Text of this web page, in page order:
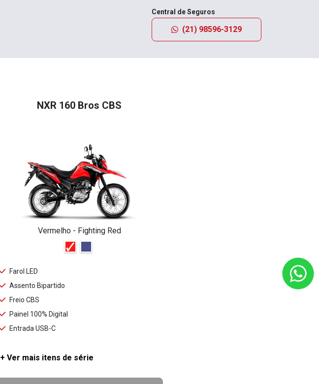
Central de Seguros
(21) 98596-3129
NXR 160 Bros CBS
Vermelho - Fighting Red
Farol LED
Assento Bipartido
Freio CBS
Painel 100% Digital
Entrada USB-C
+ Ver mais itens de série